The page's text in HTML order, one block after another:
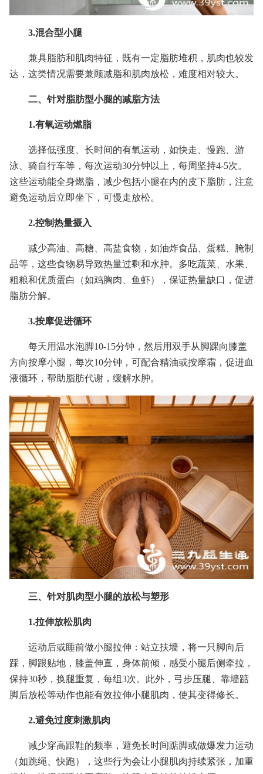
3.混合型小腿
兼具脂肪和肌肉特征，既有一定脂肪堆积，肌肉也较发
达，这类情况需要兼顾减脂和肌肉放松，难度相对较大。
二、针对脂肪型小腿的减脂方法
1.有氧运动燃脂
选择低强度、长时间的有氧运动，如快走、慢跑、游
泳、骑自行车等，每次运动30分钟以上，每周坚持4-5次。
这些运动能全身燃脂，减少包括小腿在内的皮下脂肪，注意
避免运动后立即坐下，可慢走放松。
2.控制热量摄入
减少高油、高糖、高盐食物，如油炸食品、蛋糕、腌制
品等，这些食物易导致热量过剩和水肿。多吃蔬菜、水果、
粗粮和优质蛋白（如鸡胸肉、鱼虾），保证热量缺口，促进
脂肪分解。
3.按摩促进循环
每天用温水泡脚10-15分钟，然后用双手从脚踝向膝盖
方向按摩小腿，每次10分钟，可配合精油或按摩霜，促进血
液循环，帮助脂肪代谢，缓解水肿。
三、针对肌肉型小腿的放松与塑形
1.拉伸放松肌肉
运动后或睡前做小腿拉伸：站立扶墙，将一只脚向后
踩，脚跟贴地，膝盖伸直，身体前倾，感受小腿后侧牵拉，
保持30秒，换腿重复，每组3次。此外，弓步压腿、靠墙踮
脚后放松等动作也能有效拉伸小腿肌肉，使其变得修长。
2.避免过度刺激肌肉
减少穿高跟鞋的频率，避免长时间踮脚或做爆发力运动
（如跳绳、快跑），这些行为会让小腿肌肉持续紧张，加重